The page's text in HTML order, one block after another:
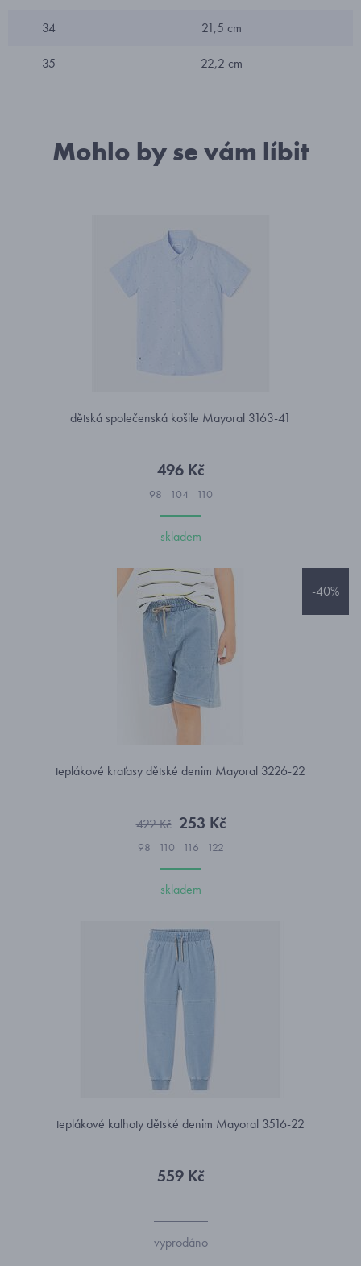
34 21,5 cm
35 22,2 cm
Mohlo by se vám líbit
dětská společenská košile Mayoral 3163-41
496 Kč
98 104 110
skladem
-40%
teplákové kraťasy dětské denim Mayoral 3226-22
422 Kč 253 Kč
98 110 116 122
skladem
teplákové kalhoty dětské denim Mayoral 3516-22
559 Kč
vyprodáno